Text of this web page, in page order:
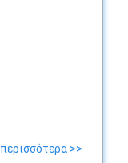
περισσότερα >>